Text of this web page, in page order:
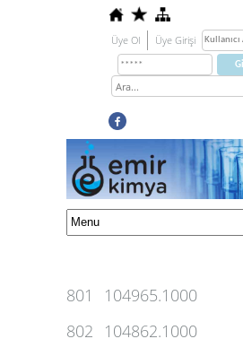
Üye Ol Üye Girişi
801 104965.1000
802
104862.1000